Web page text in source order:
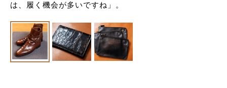
は、履く機会が多いですね」。